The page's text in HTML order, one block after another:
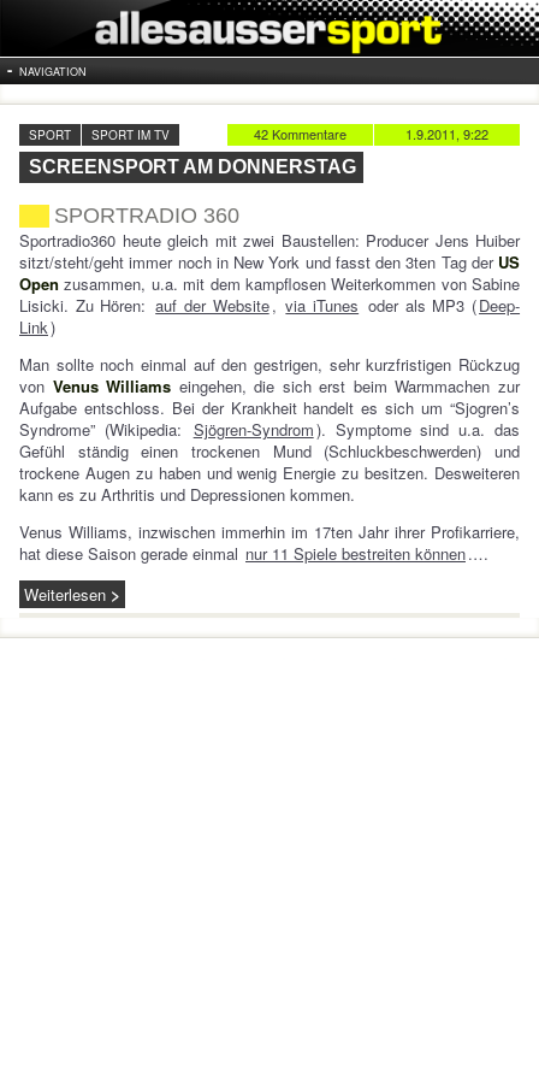
NAVIGATION
1.9.2011, 9:22
42 Kommentare
SPORT SPORT IM TV
SCREENSPORT AM DONNERSTAG
SPORTRADIO 360
Sportradio360 heute gleich mit zwei Baustellen: Producer Jens Huiber
sitzt/steht/geht immer noch in New York und fasst den 3ten Tag der US
Open zusammen, u.a. mit dem kampflosen Weiterkommen von Sabine
Lisicki. Zu Hören: auf der Website, via iTunes oder als MP3 (Deep-
Link)
Man sollte noch einmal auf den gestrigen, sehr kurzfristigen Rückzug
von Venus Williams eingehen, die sich erst beim Warmmachen zur
Aufgabe entschloss. Bei der Krankheit handelt es sich um “Sjogren’s
Syndrome” (Wikipedia: Sjögren-Syndrom). Symptome sind u.a. das
Gefühl ständig einen trockenen Mund (Schluckbeschwerden) und
trockene Augen zu haben und wenig Energie zu besitzen. Desweiteren
kann es zu Arthritis und Depressionen kommen.
Venus Williams, inzwischen immerhin im 17ten Jahr ihrer Profikarriere,
hat diese Saison gerade einmal nur 11 Spiele bestreiten können.…
Weiterlesen